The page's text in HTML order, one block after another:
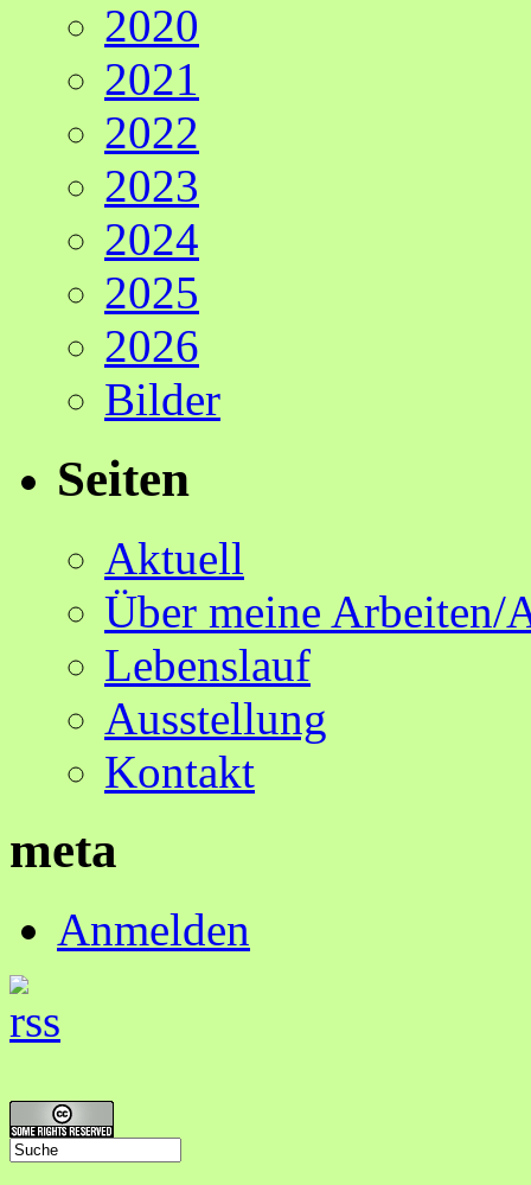
2020
2021
2022
2023
2024
2025
2026
Bilder
Seiten
Aktuell
Über meine Arbeiten/
Lebenslauf
Ausstellung
Kontakt
meta
Anmelden